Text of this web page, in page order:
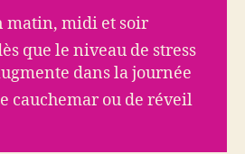
matin, midi et soir
que le niveau de stress
dans la journée
cauchemar ou de réveil